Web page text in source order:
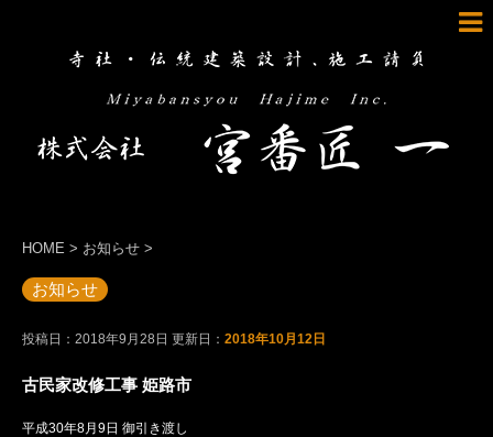
HOME > お知らせ >
お知らせ
投稿日：2018年9月28日 更新日： 2018年10月12日
古民家改修工事 姫路市
平成30年8月9日 御引き渡し